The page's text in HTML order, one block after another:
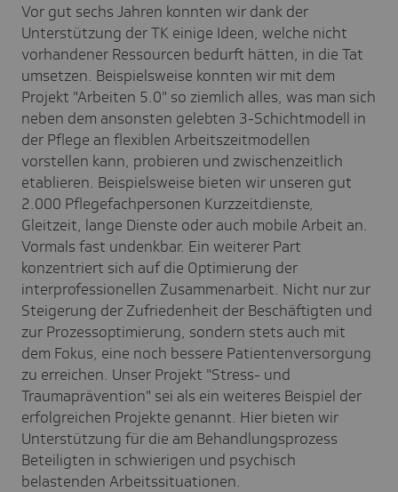
Vor gut sechs Jahren konnten wir dank der
Unterstützung der TK einige Ideen, welche nicht
vorhandener Ressourcen bedurft hätten, in die Tat
umsetzen. Beispielsweise konnten wir mit dem
Projekt "Arbeiten 5.0" so ziemlich alles, was man sich
neben dem ansonsten gelebten 3-Schichtmodell in
der Pflege an flexiblen Arbeitszeitmodellen
vorstellen kann, probieren und zwischenzeitlich
etablieren. Beispielsweise bieten wir unseren gut
2.000 Pflegefachpersonen Kurzzeitdienste,
Gleitzeit, lange Dienste oder auch mobile Arbeit an.
Vormals fast undenkbar. Ein weiterer Part
konzentriert sich auf die Optimierung der
interprofessionellen Zusammenarbeit. Nicht nur zur
Steigerung der Zufriedenheit der Beschäftigten und
zur Prozessoptimierung, sondern stets auch mit
dem Fokus, eine noch bessere Patientenversorgung
zu erreichen. Unser Projekt "Stress- und
Traumaprävention" sei als ein weiteres Beispiel der
erfolgreichen Projekte genannt. Hier bieten wir
Unterstützung für die am Behandlungsprozess
Beteiligten in schwierigen und psychisch
belastenden Arbeitssituationen.